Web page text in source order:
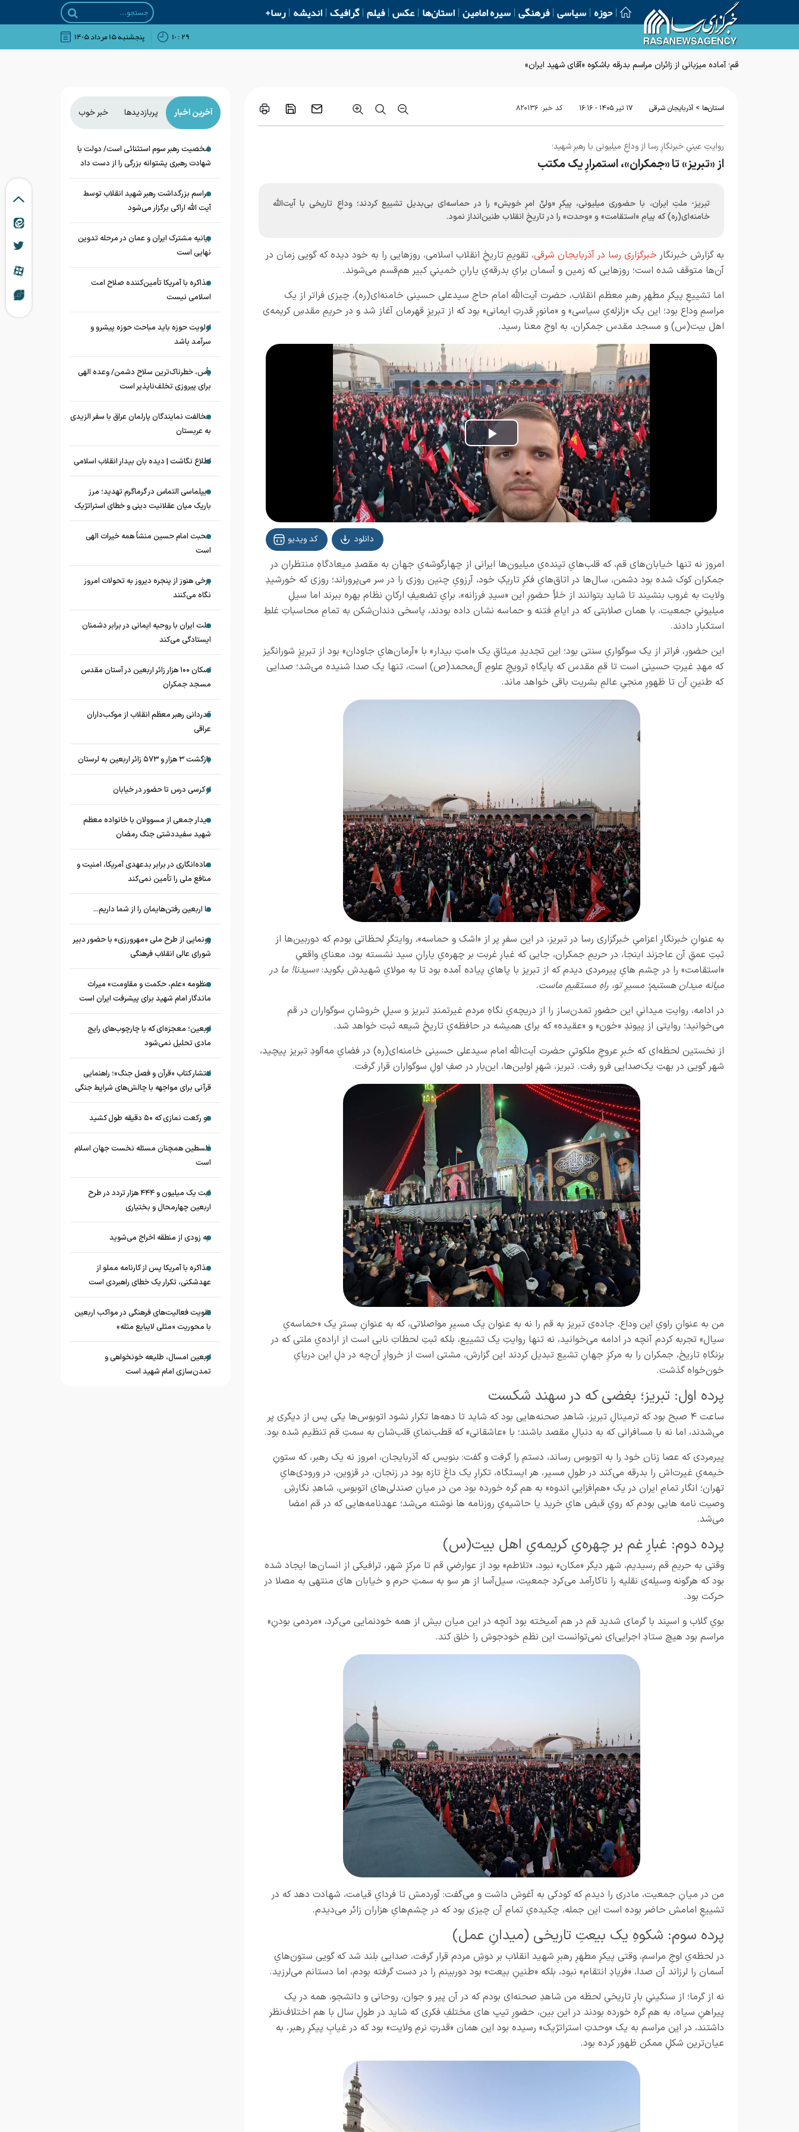
حوزه سیاسی فرهنگی سیره امامین استان‌ها عکس فیلم گرافیک اندیشه رسا+
۲۹ : ۱۰ پنجشنبه ۱۵ مرداد ۱۴۰۵
استان‌ها > آذربایجان شرقی ۱۷ تير ۱۴۰۵ - ۱۶:۱۶ کد خبر: ۸۲۰۱۳۶
روایتِ عینیِ خبرنگارِ رسا از وداعِ میلیونی با رهبرِ شهید؛
از «تبریز» تا «جمکران»، استمرارِ یک مکتب
تبریز- ملتِ ایران، با حضوری میلیونی، پیکرِ «ولیِّ امرِ خویش» را در حماسه‌ای بی‌بدیل تشییع کردند؛ وداعِ تاریخی با آیت‌الله
خامنه‌ای(ره) که پیامِ «استقامت» و «وحدت» را در تاریخِ انقلاب طنین‌انداز نمود.
به گزارش خبرنگار خبرگزاری رسا در آذربایجان شرقی، تقویمِ تاریخِ انقلاب اسلامی، روزهایی را به خود دیده که گویی زمان در
آن‌ها متوقف شده است؛ روزهایی که زمین و آسمان برایِ بدرقه‌یِ یارانِ خمینیِ کبیر هم‌قسم می‌شوند.
اما تشییعِ پیکرِ مطهرِ رهبرِ معظم انقلاب، حضرت آیت‌الله امام حاج سیدعلی حسینی خامنه‌ای(ره)، چیزی فراتر از یک
مراسمِ وداع بود؛ این یک «زلزله‌یِ سیاسی» و «مانورِ قدرتِ ایمانی» بود که از تبریزِ قهرمان آغاز شد و در حریمِ مقدسِ کریمه‌ی
اهل‌ بیت(س) و مسجد مقدس جمکران، به اوجِ معنا رسید.
Play
Video
کد ویدیو دانلود
امروز نه تنها خیابان‌های قم، که قلب‌هایِ تپنده‌یِ میلیون‌ها ایرانی از چهارگوشه‌یِ جهان به مقصدِ میعادگاهِ منتظران در
جمکران کوک شده بود دشمن، سال‌ها در اتاق‌هایِ فکرِ تاریکِ خود، آرزویِ چنین روزی را در سر می‌پروراند؛ روزی که خورشیدِ
ولایت به غروب بنشیند تا شاید بتوانند از خلأِ حضورِ این «سیدِ فرزانه»، برایِ تضعیفِ ارکانِ نظام بهره ببرند اما سیلِ
میلیونیِ جمعیت، با همان صلابتی که در ایامِ فتنه و حماسه نشان داده بودند، پاسخی دندان‌شکن به تمامِ محاسباتِ غلطِ
استکبار دادند.
این حضور، فراتر از یک سوگواریِ سنتی بود؛ این تجدیدِ میثاقِ یک «امتِ بیدار» با «آرمان‌هایِ جاودان» بود از تبریزِ شورانگیز
که مهدِ غیرتِ حسینی است تا قمِ مقدس که پایگاهِ ترویجِ علومِ آل‌محمد(ص) است، تنها یک صدا شنیده می‌شد؛ صدایی
که طنینِ آن تا ظهورِ منجیِ عالمِ بشریت باقی خواهد ماند.
به عنوانِ خبرنگارِ اعزامیِ خبرگزاری رسا در تبریز، در این سفرِ پر از «اشک و حماسه»، روایتگرِ لحظاتی بودم که دوربین‌ها از
ثبتِ عمقِ آن عاجزند اینجا، در حریمِ جمکران، جایی که غبارِ غربت بر چهره‌یِ یارانِ سید نشسته بود، معنایِ واقعیِ
«استقامت» را در چشم‌ هایِ پیرمردی دیدم که از تبریز با پاهایِ پیاده آمده بود تا به مولایِ شهیدش بگوید:«سیدنا! ما در
میانه میدان هستیم؛ مسیرِ تو، راهِ مستقیمِ ماست.
در ادامه، روایتِ میدانیِ این حضورِ تمدن‌ساز را از دریچه‌یِ نگاهِ مردمِ غیرتمندِ تبریز و سیلِ خروشانِ سوگواران در قم
می‌خوانید؛ روایتی از پیوندِ «خون» و «عقیده» که برای همیشه در حافظه‌یِ تاریخِ شیعه ثبت خواهد شد.
از نخستین لحظه‌ای که خبرِ عروجِ ملکوتیِ حضرت آیت‌الله امام سیدعلی حسینی خامنه‌ای(ره) در فضایِ مه‌آلودِ تبریز پیچید،
شهر گویی در بهتِ یک‌صدایی فرو رفت. تبریز، شهرِ اولین‌ها، این‌بار در صفِ اولِ سوگواران قرار گرفت.
من به عنوانِ راویِ این وداع، جاده‌ی تبریز به قم را نه به عنوان یک مسیرِ مواصلاتی، که به عنوانِ بسترِ یک «حماسه‌یِ
سیال» تجربه کردم آنچه در ادامه می‌خوانید، نه تنها روایتِ یک تشییع، بلکه ثبتِ لحظاتِ نابی است از اراده‌یِ ملتی که در
بزنگاهِ تاریخ، جمکران را به مرکزِ جهانِ تشیع تبدیل کردند این گزارش، مشتی است از خروارِ آن‌چه در دلِ این دریایِ
خون‌خواه گذشت.
پرده اول: تبریز؛ بغضی که در سهند شکست
ساعت ۴ صبح بود که ترمینالِ تبریز، شاهدِ صحنه‌هایی بود که شاید تا دهه‌ها تکرار نشود اتوبوس‌ها یکی پس از دیگری پر
می‌شدند، اما نه با مسافرانی که به دنبالِ مقصد باشند؛ با «عاشقانی» که قطب‌نمایِ قلب‌شان به سمتِ قم تنظیم شده بود.
پیرمردی که عصا زنان خود را به اتوبوس رساند، دستم را گرفت و گفت: بنویس که آذربایجان، امروز نه یک رهبر، که ستونِ
خیمه‌یِ غیرت‌اش را بدرقه می‌کند در طولِ مسیر، هر ایستگاه، تکرارِ یک داغِ تازه بود در زنجان، در قزوین، در ورودی‌هایِ
تهران؛ انگار تمامِ ایران در یک «هم‌افزاییِ اندوه» به هم گره خورده بود من در میانِ صندلی‌های اتوبوس، شاهدِ نگارشِ
وصیت‌ نامه‌ هایی بودم که رویِ قبض‌ هایِ خرید یا حاشیه‌یِ روزنامه‌ ها نوشته می‌شد؛ عهدنامه‌هایی که در قم امضا
می‌شد.
پرده دوم: غبارِ غم بر چهره‌یِ کریمه‌یِ اهل‌ بیت(س)
وقتی به حریمِ قم رسیدیم، شهر دیگر «مکان» نبود، «تلاطم» بود از عوارضیِ قم تا مرکزِ شهر، ترافیکی از انسان‌ها ایجاد شده
بود که هرگونه وسیله‌ی نقلیه را ناکارآمد می‌کرد جمعیت، سیل‌آسا از هر سو به سمتِ حرم و خیابان‌ های منتهی به مصلا در
حرکت بود.
بویِ گلاب و اسپند با گرمای شدید قم در هم آمیخته بود آنچه در این میان بیش از همه خودنمایی می‌کرد، «مردمی‌ بودنِ»
مراسم بود هیچ ستادِ اجرایی‌ای نمی‌توانست این نظمِ خودجوش را خلق کند.
من در میانِ جمعیت، مادری را دیدم که کودکی به آغوش داشت و می‌گفت: آوردمش تا فردایِ قیامت، شهادت دهد که در
تشییعِ امامش حاضر بوده است این جمله، چکیده‌یِ تمامِ آن چیزی بود که در چشم‌هایِ هزاران زائر می‌دیدم.
پرده سوم: شکوهِ یک بیعتِ تاریخی (میدانِ عمل)
در لحظه‌یِ اوجِ مراسم، وقتی پیکرِ مطهرِ رهبرِ شهید انقلاب بر دوشِ مردم قرار گرفت، صدایی بلند شد که گویی ستون‌هایِ
آسمان را لرزاند آن صدا، «فریادِ انتقام» نبود، بلکه «طنینِ بیعت» بود دوربینم را در دست گرفته بودم، اما دستانم می‌لرزید.
نه از گرما؛ از سنگینیِ بارِ تاریخیِ لحظه من شاهدِ صحنه‌ای بودم که در آن پیر و جوان، روحانی و دانشجو، همه در یک
پیراهنِ سیاه، به هم گره خورده بودند در این بین، حضورِ تیپ‌ های مختلفِ فکری که شاید در طولِ سال با هم اختلاف‌نظر
داشتند، در این مراسم به یک «وحدتِ استراتژیک» رسیده بود این همان «قدرتِ نرمِ ولایت» بود که در غیابِ پیکرِ رهبر، به
عیان‌ترین شکلِ ممکن ظهور کرده بود.
آخرین اخبار پربازدیدها خبر خوب
شخصیت رهبر سوم استثنائی است/ دولت با
شهادت رهبری پشتوانه بزرگی را از دست داد
مراسم بزرگداشت رهبر شهید انقلاب توسط
آیت الله اراکی برگزار می‌شود
بیانیه مشترک ایران و عمان در مرحله تدوین
نهایی است
مذاکره با آمریکا تأمین‌کننده صلاح امت
اسلامی نیست
اولویت حوزه باید مباحث حوزه پیشرو و
سرآمد باشد
یأس، خطرناک‌ترین سلاح دشمن/ وعده الهی
برای پیروزی تخلف‌ناپذیر است
مخالفت نمایندگان پارلمان عراق با سفر الزیدی
به عربستان
اطلاع نگاشت | دیده بان بیدار انقلاب اسلامی
دیپلماسی التماس در گرماگرم تهدید؛ مرز
باریک میان عقلانیت دینی و خطای استراتژیک
محبت امام حسین منشأ همه خیرات الهی
است
برخی هنوز از پنجره دیروز به تحولات امروز
نگاه می‌کنند
ملت ایران با روحیه ایمانی در برابر دشمنان
ایستادگی می‌کند
اسکان ۱۰۰ هزار زائر اربعین در آستان مقدس
مسجد جمکران
قدردانی رهبر معظم انقلاب از موکب‌داران
عراقی
بازگشت ۳ هزار و ۵۷۳ زائر اربعین به لرستان
از کرسی درس تا حضور در خیابان
دیدار جمعی از مسوولان با خانواده معظم
شهید سفیددشتی جنگ رمضان
ساده‌انگاری در برابر بدعهدی آمریکا، امنیت و
منافع ملی را تأمین نمی‌کند
ما اربعین رفتن‌هایمان را از شما داریم...
رونمایی از طرح ملی «مهرورزی» با حضور دبیر
شورای عالی انقلاب فرهنگی
منظومه «علم، حکمت و مقاومت» میراث
ماندگار امام شهید برای پیشرفت ایران است
اربعین؛ معجزه‌ای که با چارچوب‌های رایج
مادی تحلیل نمی‌شود
انتشار کتاب «قرآن و فصل جنگ»؛ راهنمایی
قرآنی برای مواجهه با چالش‌های شرایط جنگی
دو رکعت نمازی که ۵۰ دقیقه طول کشید
فلسطین همچنان مسئله نخست جهان اسلام
است
ثبت یک میلیون و ۴۴۴ هزار تردد در طرح
اربعین چهارمحال و بختیاری
به زودی از منطقه اخراج می‌شوید
مذاکره با آمریکا پس از کارنامه مملو از
عهدشکنی، تکرار یک خطای راهبردی است
تقویت فعالیت‌های فرهنگی در مواکب اربعین
با محوریت «مثلی لایبایع مثله»
اربعین امسال، طلیعه خونخواهی و
تمدن‌سازی امام شهید است